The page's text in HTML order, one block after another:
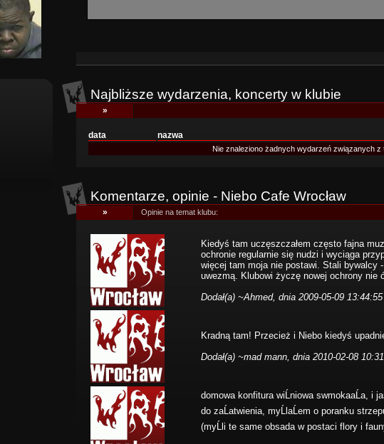
Najbliższe wydarzenia, koncerty w klubie
»
data nazwa
Nie znaleziono żadnych wydarzeń związanych z
Komentarze, opinie - Niebo Cafe Wrocław
» Opinie na temat klubu:
Kiedyś tam uczęszczałem często fajna
ochronie regularnie się nudzi i wyciąga
więcej tam moja nie postawi. Stali bywalcy
uwezmą. Klubowi życzę nowej ochrony nie
Dodał(a) ~Ahmed, dnia 2009-05-09 13:44:55
Kradną tam! Przecież i Niebo kiedyś
Dodał(a) ~mad mann, dnia 2010-02-08
domowa konfitura wiĹniowa swmokaaĹa, i
do zaĹatwienia, myĹlaĹem o poranku
(myĹli te same obsada w postaci flory i